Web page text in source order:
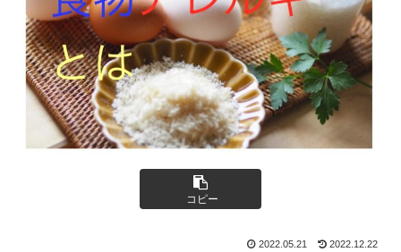
コピー
2022.05.21 2022.12.22